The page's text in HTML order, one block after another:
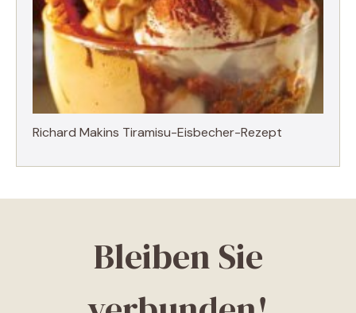
Richard Makins Tiramisu-Eisbecher-Rezept
Bleiben Sie